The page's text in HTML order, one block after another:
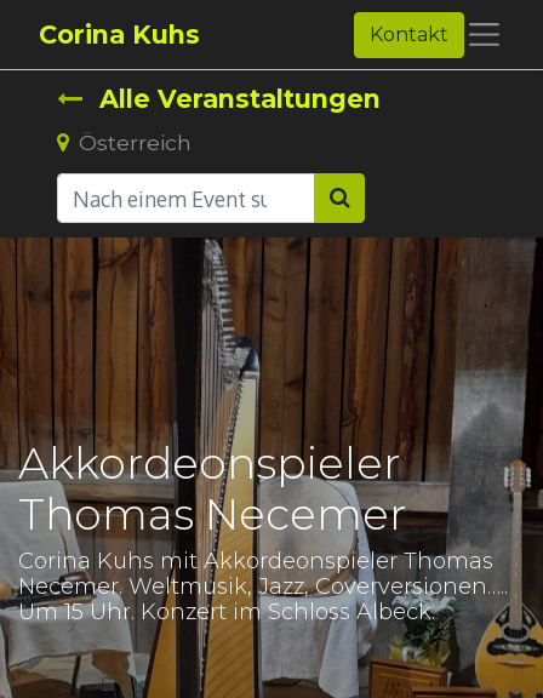
Corina Kuhs Kontakt
Alle Veranstaltungen
Österreich
Akkordeonspieler
Thomas Necemer
Corina Kuhs mit Akkordeonspieler Thomas
Necemer. Weltmusik, Jazz, Coverversionen…..
Um 15 Uhr. Konzert im Schloss Albeck.